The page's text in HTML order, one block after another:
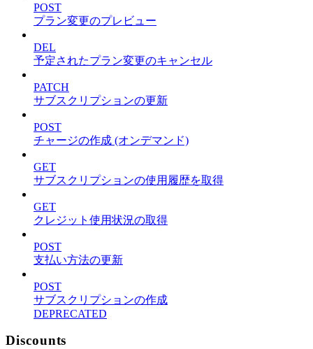
POST
プラン変更のプレビュー
DEL
予定されたプラン変更のキャンセル
PATCH
サブスクリプションの更新
POST
チャージの作成 (オンデマンド)
GET
サブスクリプションの使用履歴を取得
GET
クレジット使用状況の取得
POST
支払い方法の更新
POST
サブスクリプションの作成
DEPRECATED
Discounts